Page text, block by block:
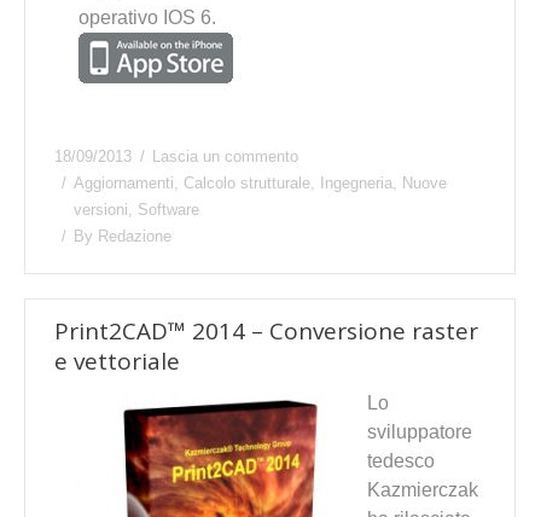
operativo IOS 6.
18/09/2013
Lascia un commento
Aggiornamenti, Calcolo strutturale, Ingegneria, Nuove
versioni, Software
By Redazione
Print2CAD™ 2014 – Conversione raster
e vettoriale
Lo
sviluppatore
tedesco
Kazmierczak